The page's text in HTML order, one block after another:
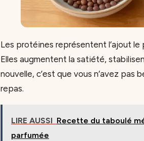
Les protéines représentent l’ajout le
Elles augmentent la satiété,
nouvelle, c’est que vous n’avez pas
repas.
LIRE AUSSI Recette du taboulé
parfumée